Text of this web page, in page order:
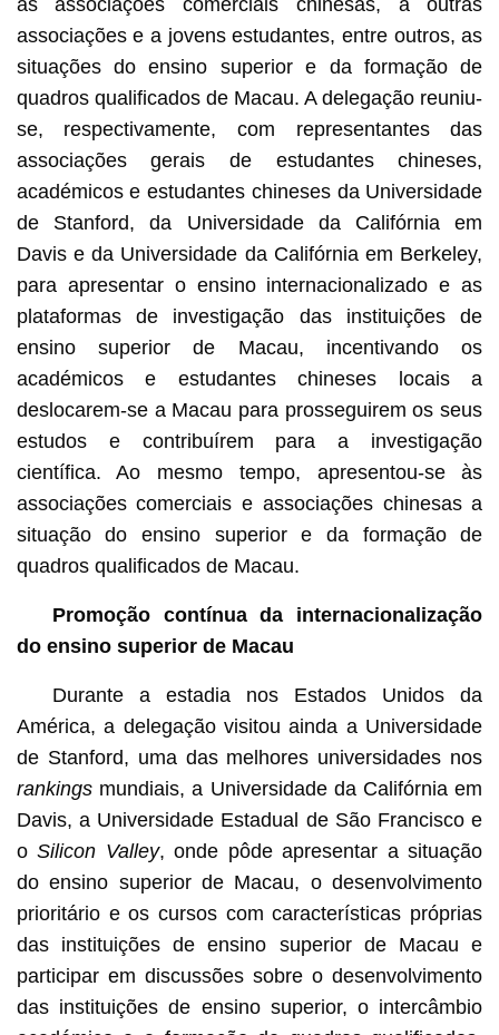
associações e a jovens estudantes, entre outros, as
situações do ensino superior e da formação de
quadros qualificados de Macau. A delegação reuniu-
se, respectivamente, com representantes das
associações gerais de estudantes chineses,
académicos e estudantes chineses da Universidade
de Stanford, da Universidade da Califórnia em
Davis e da Universidade da Califórnia em Berkeley,
para apresentar o ensino internacionalizado e as
plataformas de investigação das instituições de
ensino superior de Macau, incentivando os
académicos e estudantes chineses locais a
deslocarem-se a Macau para prosseguirem os seus
estudos e contribuírem para a investigação
científica. Ao mesmo tempo, apresentou-se às
associações comerciais e associações chinesas a
situação do ensino superior e da formação de
quadros qualificados de Macau.
Promoção contínua da internacionalização
do ensino superior de Macau
Durante a estadia nos Estados Unidos da
América, a delegação visitou ainda a Universidade
de Stanford, uma das melhores universidades nos
rankingsmundiais, a Universidade da Califórnia em
Davis, a Universidade Estadual de São Francisco e
oSilicon Valley, onde pôde apresentar a situação
do ensino superior de Macau, o desenvolvimento
prioritário e os cursos com características próprias
das instituições de ensino superior de Macau e
participar em discussões sobre o desenvolvimento
das instituições de ensino superior, o intercâmbio